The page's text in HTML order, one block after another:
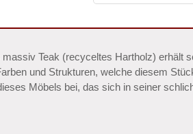
Teak (recyceltes Hartholz) erhält
und Strukturen, welche diesem
Möbels bei, das sich in seiner